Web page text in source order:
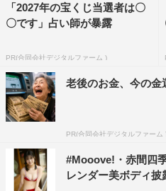
「2027年の宝くじ当選者は〇
〇です」占い師が暴露
PR(合同会社デジタルファーム )
老後のお金、今の金
PR(合同会社デジタルファーム
#Mooove!・赤間四
レンダー美ボディ披